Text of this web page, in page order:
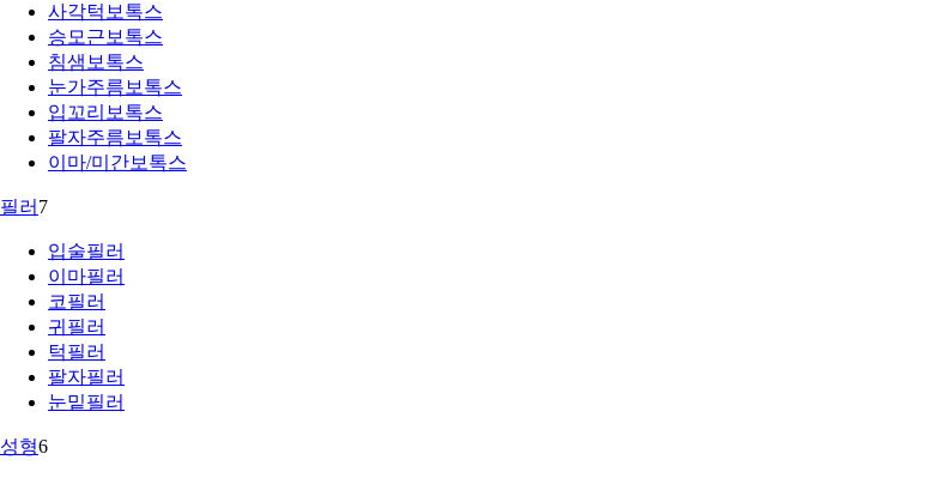
사각턱보톡스
승모근보톡스
침샘보톡스
눈가주름보톡스
입꼬리보톡스
팔자주름보톡스
이마/미간보톡스
필러 7
입술필러
이마필러
코필러
귀필러
턱필러
팔자필러
눈밑필러
성형6